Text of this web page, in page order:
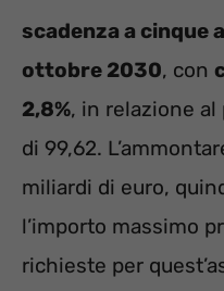
scadenza a cinque
ottobre 2030, con
2,8%, in relazione al
di 99,62.
miliardi di euro,
l’importo massimo
richieste per